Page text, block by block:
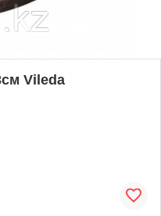
Vileda